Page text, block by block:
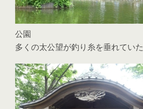
公園
多くの太公望が釣り糸を垂れていた